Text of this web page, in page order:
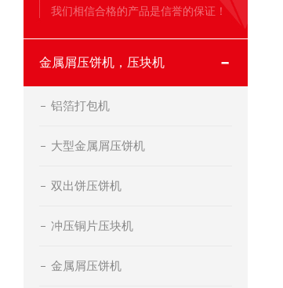
我们相信合格的产品是信誉的保证！
金属屑压饼机，压块机
铝箔打包机
大型金属屑压饼机
双出饼压饼机
冲压铜片压块机
金属屑压饼机